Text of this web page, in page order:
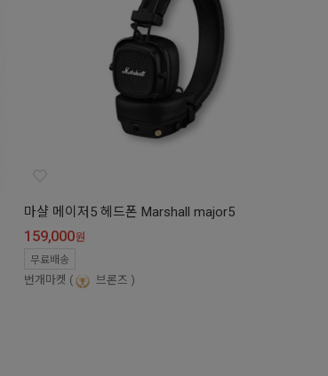
마샬 메이저5 헤드폰 Marshall major5
159,000원
무료배송
번개마켓 브론즈